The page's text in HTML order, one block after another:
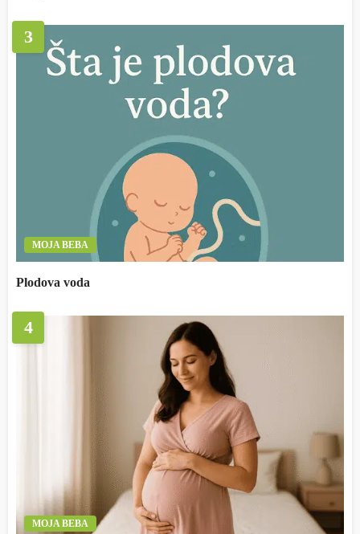
3
MOJA BEBA
Plodova voda
4
MOJA BEBA